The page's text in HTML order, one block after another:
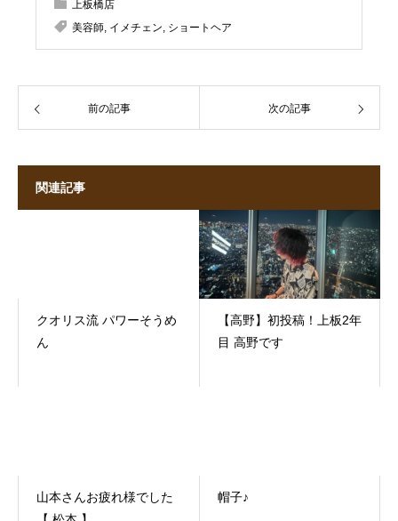
上板橋店
美容師 イメチェン ショートヘア
前の記事 次の記事
関連記事
クオリス流 パワーそうめ
ん
【高野】初投稿！上板2年
目 高野です
山本さんお疲れ様でした
帽子♪